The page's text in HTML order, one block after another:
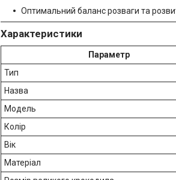
Оптимальний баланс розваги та
Характеристики
Параметр
Тип
Назва
Модель
Колір
Вік
Матеріал